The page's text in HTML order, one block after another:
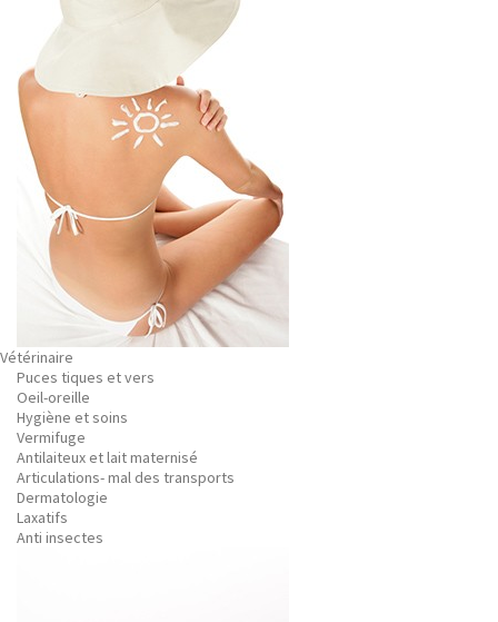
Vétérinaire
Puces tiques et vers
Oeil-oreille
Hygiène et soins
Vermifuge
Antilaiteux et lait maternisé
Articulations- mal des transports
Dermatologie
Laxatifs
Anti insectes